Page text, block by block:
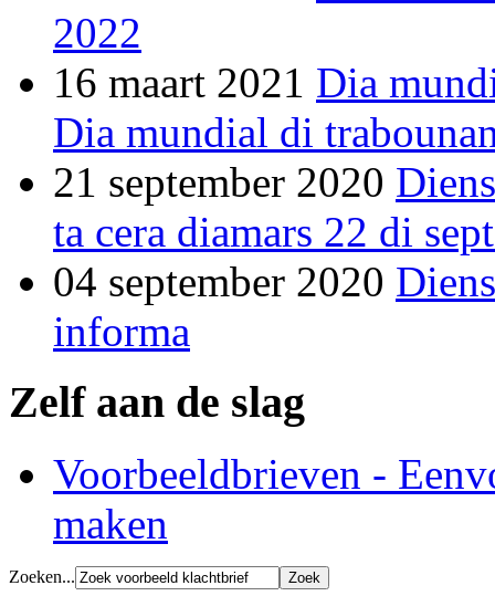
2022
16 maart 2021 Dia
Dia mundial di
21 september 2020
ta cera diamars 22 di
04 september 2020
informa
Zelf aan de slag
Voorbeeldbrieven -
maken
Zoeken...